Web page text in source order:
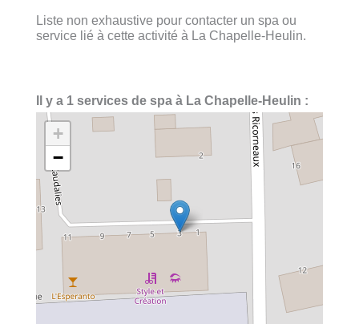
Liste non exhaustive pour contacter un spa ou
service lié à cette activité à La Chapelle-Heulin.
Il y a 1 services de spa à La Chapelle-Heulin :
+
−